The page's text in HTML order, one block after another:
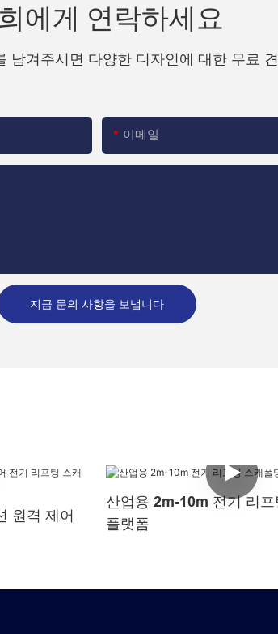
에게 연락하세요
남겨주시면 다양한 디자인에 대한 무료
이메일
지금 문의 사항을 보냅니다
원격 제어
산업용 2m-10m 전기 리프
플랫폼